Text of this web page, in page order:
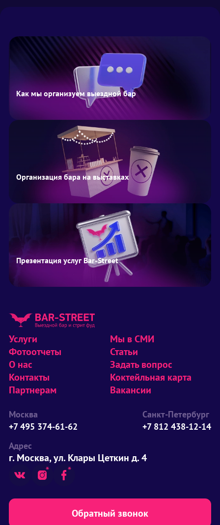
Как мы организуем выездной бар
Организация бара на выставках
Презентация услуг Bar-Street
Услуги
Фотоотчеты
О нас
Контакты
Партнерам
Мы в СМИ
Статьи
Задать вопрос
Коктейльная карта
Вакансии
Москва
+7 495 374-61-62
Санкт-Петербург
+7 812 438-12-14
Адрес
г. Москва, ул. Клары Цеткин д. 4
Обратный звонок